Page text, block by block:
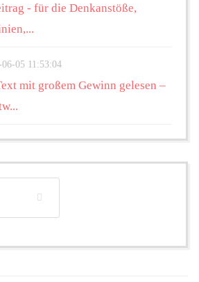
- für die Denkanstöße,
06-05 11:53:04
mit großem Gewinn gelesen –